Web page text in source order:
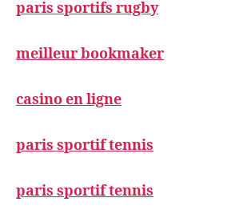
paris sportifs rugby
meilleur bookmaker
casino en ligne
paris sportif tennis
paris sportif tennis